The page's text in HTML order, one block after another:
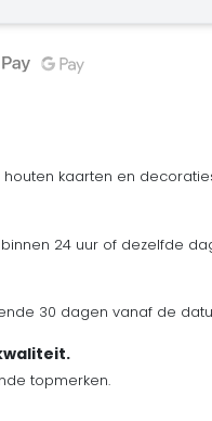
kaarten en
24 uur of dezelfde
30 dagen vanaf de
topmerken.